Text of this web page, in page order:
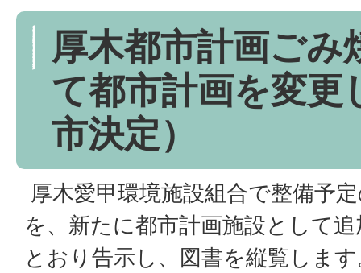
厚木都市計画ごみ
て都市計画を変更
市決定）
厚木愛甲環境施設組合で整備予
を、新たに都市計画施設として
とおり告示し、図書を縦覧しま